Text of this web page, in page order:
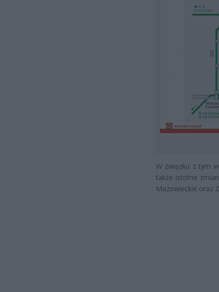
W związku z tym
także istotne
Mazowieckie oraz